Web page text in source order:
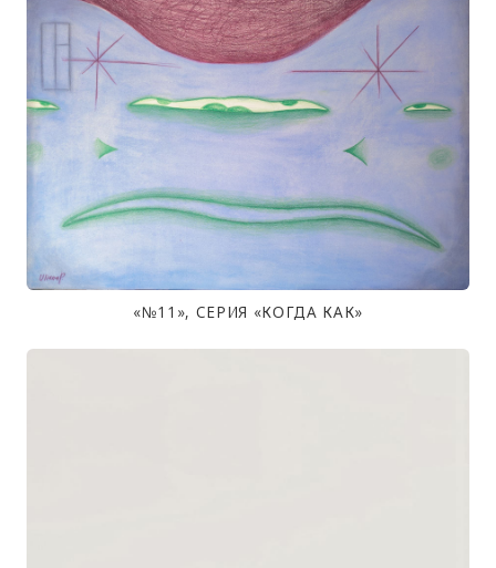
«№11», СЕРИЯ «КОГДА КАК»